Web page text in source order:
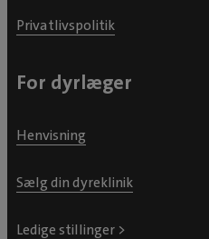
Privatlivspolitik
For dyrlæger
Henvisning
Sælg din dyreklinik
Ledige stillinger >